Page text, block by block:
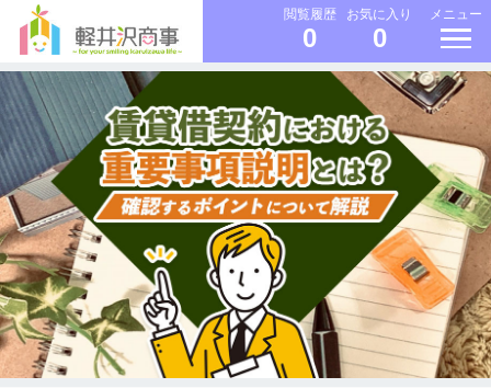
閲覧履歴
0
お気に入り
0
メニュー